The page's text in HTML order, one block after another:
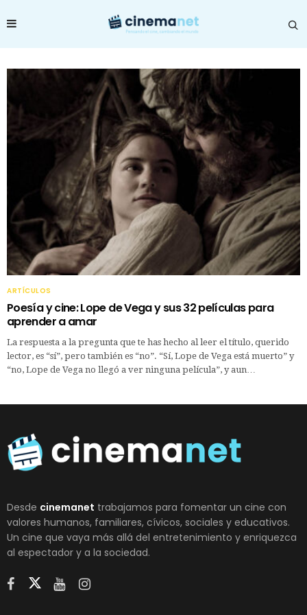
ARTÍCULOS
Poesía y cine: Lope de Vega y sus 32 películas para
aprender a amar
La respuesta a la pregunta que te has hecho al leer el título, querido
lector, es “sí”, pero también es “no”. “Sí, Lope de Vega está muerto” y
“no, Lope de Vega no llegó a ver ninguna película”, y aun…
Desde cinemanet trabajamos para fomentar un cine con
valores humanos, familiares, cívicos, sociales y educativos.
Un cine que vaya más allá del entretenimiento y enriquezca
al espectador y a la sociedad.